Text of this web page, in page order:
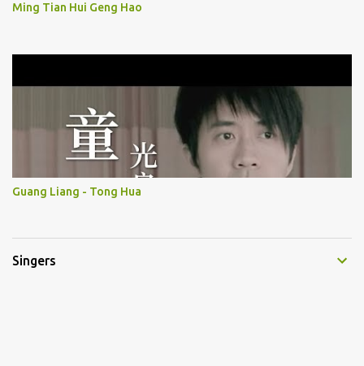
Ming Tian Hui Geng Hao
Guang Liang - Tong Hua
Singers